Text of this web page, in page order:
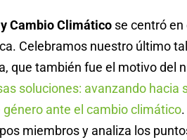
Cambio Climático se centró
Celebramos nuestro último
que también fue el motivo del
soluciones: avanzando hacia
ante el cambio climático
miembros y analiza los